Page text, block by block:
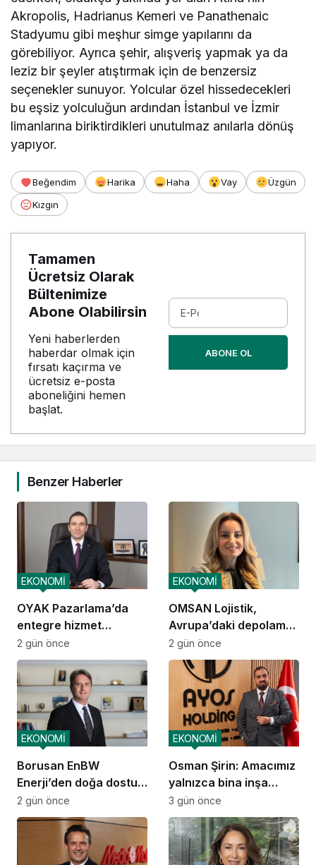
Akropolis, Hadrianus Kemeri ve Panathenaic
Stadyumu gibi meşhur simge yapılarını da
görebiliyor. Ayrıca şehir, alışveriş yapmak ya da
leziz bir şeyler atıştırmak için de benzersiz
seçenekler sunuyor. Yolcular özel hissedecekleri
bu eşsiz yolculuğun ardından İstanbul ve İzmir
limanlarına biriktirdikleri unutulmaz anılarla dönüş
yapıyor.
Beğendim Harika Haha Vay
Üzgün
Kızgın
Tamamen
Ücretsiz Olarak
Bültenimize
Abone Olabilirsin
Yeni haberlerden
haberdar olmak için
fırsatı kaçırma ve
ücretsiz e-posta
aboneliğini hemen
başlat.
ABONE OL
Benzer Haberler
OYAK Pazarlama’da
entegre hizmet
ekosistemi kuruluyor
EKONOMİ
2 gün önce
OMSAN Lojistik,
Avrupa’daki depolama
ve dağıtım
operasyonlarına
başladı
EKONOMİ
2 gün önce
Borusan EnBW
Enerji’den doğa dostu
proje
EKONOMİ
2 gün önce
Osman Şirin: Amacımız
yalnızca bina inşa
etmek değil,
yatırımcısına
kazandıracak yaşam
alanları üretmek
EKONOMİ
3 gün önce